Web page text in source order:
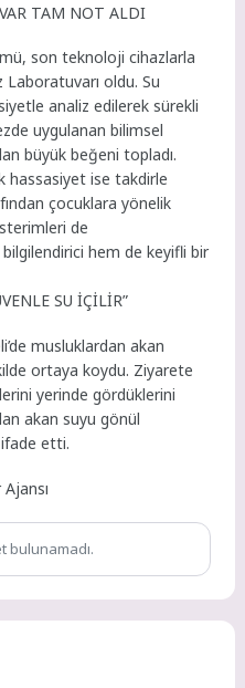
TAM NOT ALDI
son teknoloji cihazlarla
Laboratuvarı oldu. Su
analiz edilerek sürekli
uygulanan bilimsel
büyük beğeni topladı.
hassasiyet ise takdirle
çocuklara yönelik
de
hem de keyifli bir
SU İÇİLİR”
musluklardan akan
ortaya koydu. Ziyarete
yerinde gördüklerini
akan suyu gönül
etti.
bulunamadı.